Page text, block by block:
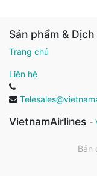
Sản phẩm &
Trang chủ
Liên hệ
VietnamAirlines -
Bản